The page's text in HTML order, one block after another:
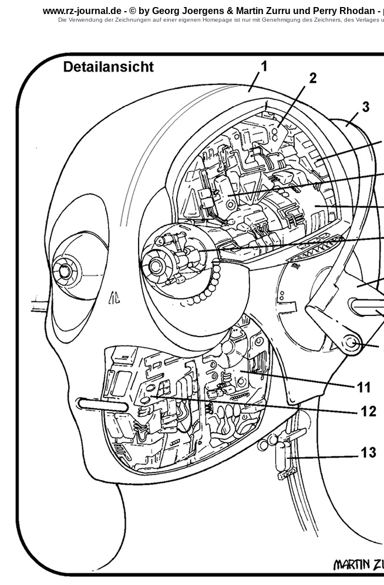
www.rz-journal.de - © by Georg Joergens & Martin Zurru und Perry Rhodan -
Die Verwendung der Zeichnungen auf einer eigenen Homepage ist nur mit Genehmigung des Zeichners, des